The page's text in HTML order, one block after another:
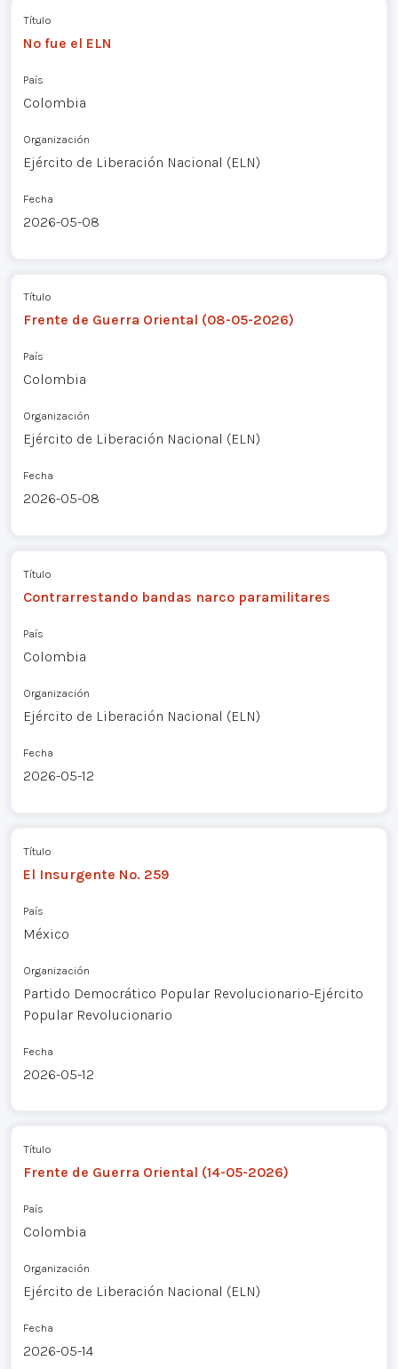
Título
No fue el ELN
País
Colombia
Organización
Ejército de Liberación Nacional (ELN)
Fecha
2026-05-08
Título
Frente de Guerra Oriental (08-05-2026)
País
Colombia
Organización
Ejército de Liberación Nacional (ELN)
Fecha
2026-05-08
Título
Contrarrestando bandas narco paramilitares
País
Colombia
Organización
Ejército de Liberación Nacional (ELN)
Fecha
2026-05-12
Título
El Insurgente No. 259
País
México
Organización
Partido Democrático Popular Revolucionario-Ejército
Popular Revolucionario
Fecha
2026-05-12
Título
Frente de Guerra Oriental (14-05-2026)
País
Colombia
Organización
Ejército de Liberación Nacional (ELN)
Fecha
2026-05-14